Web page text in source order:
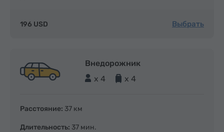
196 USD Выбрать
Внедорожник
x 4
x 4
Расстояние: 37 км
Длительность: 37 мин.